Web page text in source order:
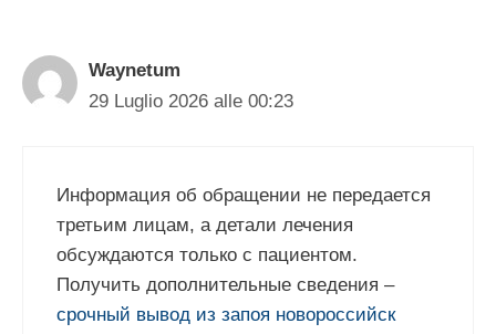
Waynetum
29 Luglio 2026 alle 00:23
Информация об обращении не передается
третьим лицам, а детали лечения
обсуждаются только с пациентом.
Получить дополнительные сведения –
срочный вывод из запоя новороссийск